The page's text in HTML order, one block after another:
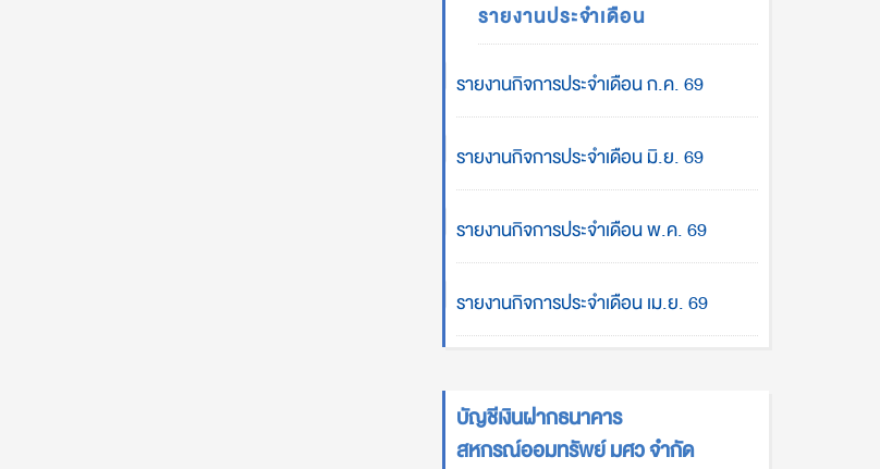
รายงานประจำเดือน
รายงานกิจการประจำเดือน ก.ค. 69
รายงานกิจการประจำเดือน มิ.ย. 69
รายงานกิจการประจำเดือน พ.ค. 69
รายงานกิจการประจำเดือน เม.ย. 69
บัญชีเงินฝากธนาคาร
สหกรณ์ออมทรัพย์ มศว จำกัด